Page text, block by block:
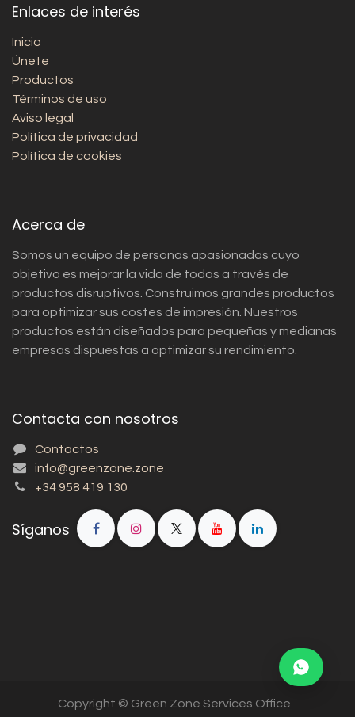
Enlaces de interés
Inicio
Únete
Productos
Términos de uso
Aviso legal
Política de privacidad
Política de cookies
Acerca de
Somos un equipo de personas apasionadas cuyo
objetivo es mejorar la vida de todos a través de
productos disruptivos. Construimos grandes productos
para optimizar sus costes de impresión. Nuestros
productos están diseñados para pequeñas y medianas
empresas dispuestas a optimizar su rendimiento.
Contacta con nosotros
Contactos
info@greenzone.zone
+34 958 419 130
Síganos
Copyright © Green Zone Services Office